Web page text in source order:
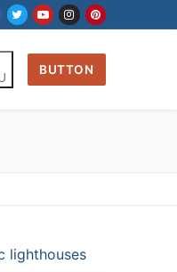
BUTTON
lighthouses